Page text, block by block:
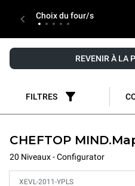
Choix du four/s
REVENIR À LA
FILTRES
CHEFTOP
20 Niveaux - Configurator
XEVL-2011-YPLS